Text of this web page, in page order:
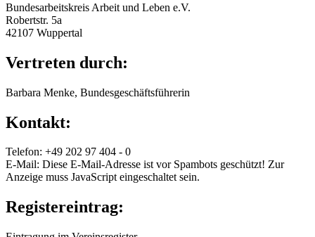
Bundesarbeitskreis Arbeit und Leben e.V.
Robertstr. 5a
42107 Wuppertal
Vertreten durch:
Barbara Menke, Bundesgeschäftsführerin
Kontakt:
Telefon: +49 202 97 404 - 0
E-Mail: Diese E-Mail-Adresse ist vor Spambots geschützt! Zur
Anzeige muss JavaScript eingeschaltet sein.
Registereintrag: